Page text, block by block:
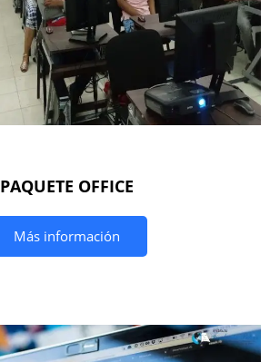
PAQUETE OFFICE
Más información